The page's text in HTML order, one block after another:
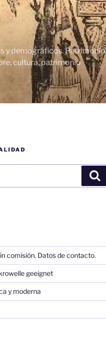
y demográficos. Patrimonio
cultura, patrimonio
comisión. Datos de contacto.
geeignet
y moderna